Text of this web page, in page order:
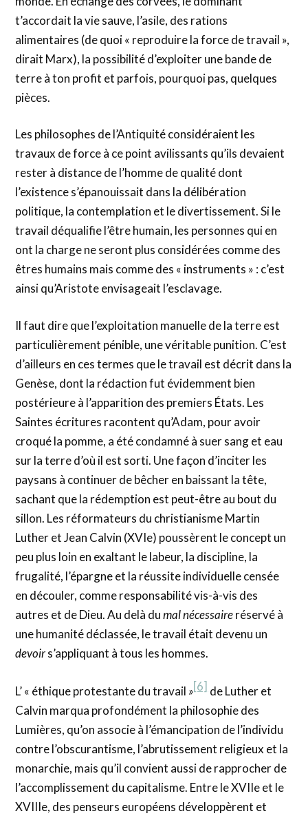
t’accordait la vie sauve, l’asile, des rations
alimentaires (de quoi « reproduire la force de travail »,
dirait Marx), la possibilité d’exploiter une bande de
terre à ton profit et parfois, pourquoi pas, quelques
pièces.
Les philosophes de l’Antiquité considéraient les
travaux de force à ce point avilissants qu’ils devaient
rester à distance de l’homme de qualité dont
l’existence s’épanouissait dans la délibération
politique, la contemplation et le divertissement. Si le
travail déqualifie l’être humain, les personnes qui en
ont la charge ne seront plus considérées comme des
êtres humains mais comme des « instruments » : c’est
ainsi qu’Aristote envisageait l’esclavage.
Il faut dire que l’exploitation manuelle de la terre est
particulièrement pénible, une véritable punition. C’est
d’ailleurs en ces termes que le travail est décrit dans la
Genèse, dont la rédaction fut évidemment bien
postérieure à l’apparition des premiers États. Les
Saintes écritures racontent qu’Adam, pour avoir
croqué la pomme, a été condamné à suer sang et eau
sur la terre d’où il est sorti. Une façon d’inciter les
paysans à continuer de bêcher en baissant la tête,
sachant que la rédemption est peut-être au bout du
sillon. Les réformateurs du christianisme Martin
Luther et Jean Calvin (XVIe) poussèrent le concept un
peu plus loin en exaltant le labeur, la discipline, la
frugalité, l’épargne et la réussite individuelle censée
en découler, comme responsabilité vis-à-vis des
autres et de Dieu. Au delà dumal nécessaireréservé à
une humanité déclassée, le travail était devenu un
devoirs’appliquant à tous les hommes.
L’ « éthique protestante du travail »[6]de Luther et
Calvin marqua profondément la philosophie des
Lumières, qu’on associe à l’émancipation de l’individu
contre l’obscurantisme, l’abrutissement religieux et la
monarchie, mais qu’il convient aussi de rapprocher de
l’accomplissement du capitalisme. Entre le XVIIe et le
XVIIIe, des penseurs européens développèrent et